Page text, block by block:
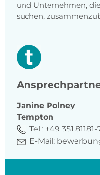
und Unternehmen,
suchen,
Janine Polney
Tempton
Tel.: +49 351 81181-
E-Mail: